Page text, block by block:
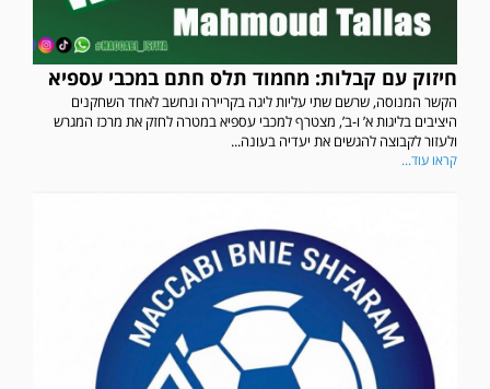
חיזוק עם קבלות: מחמוד תלס חתם במכבי עספיא
הקשר המנוסה, שרשם שתי עליות ליגה בקריירה ונחשב לאחד השחקנים
היציבים בליגות א’ ו-ב’, מצטרף למכבי עספיא במטרה לחזק את מרכז המגרש
ולעזור לקבוצה להגשים את יעדיה בעונה...
קראו עוד...